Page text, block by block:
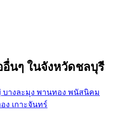
นๆ ในจังหวัดชลบุรี
บางละมุง พานทอง พนัสนิคม
ง เกาะจันทร์